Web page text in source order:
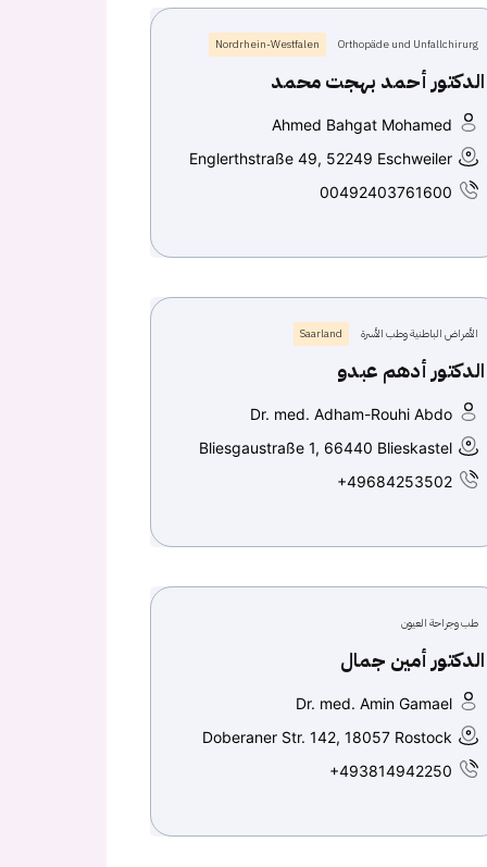
Orthopäde und Unfallchirurg
Nordrhein-Westfalen
الدكتور أحمد بهجت محمد
Ahmed Bahgat Mohamed
Englerthstraße 49, 52249 Eschweiler
00492403761600
الأمراض الباطنية وطب الأسرة Saarland
الدكتور أدهم عبدو
Dr. med. Adham-Rouhi Abdo
Bliesgaustraße 1, 66440 Blieskastel
+49684253502
طب وجراحة العيون
الدكتور أمين جمال
Dr. med. Amin Gamael
Doberaner Str. 142, 18057 Rostock
+493814942250